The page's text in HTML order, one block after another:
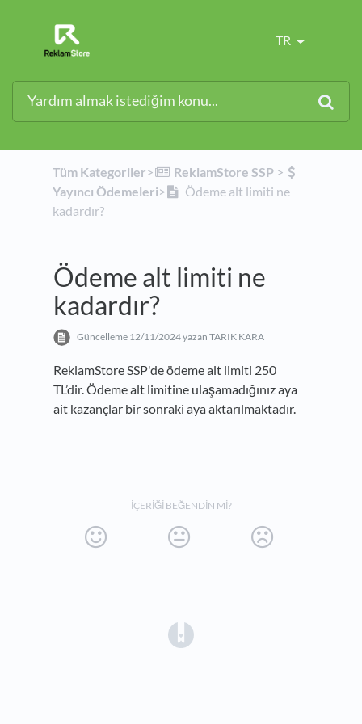
TR
Tüm Kategoriler​>​ ​ReklamStore SSP ​ > ​
Yayıncı Ödemeleri​>​
Ödeme alt limiti ne
kadardır?
Ödeme alt limiti ne
kadardır?
Güncelleme 12/11/2024yazan TARIK KARA
ReklamStore SSP'de ödeme alt limiti 250
TL’dir. Ödeme alt limitine ulaşamadığınız aya
ait kazançlar bir sonraki aya aktarılmaktadır.
İÇERIĞI BEĞENDIN MI?